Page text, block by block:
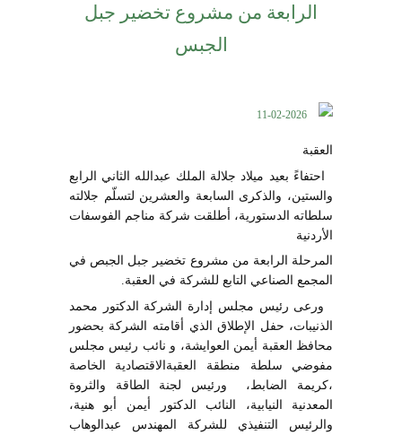
الرابعة من مشروع تخضير جبل
الجبس
11-02-2026
العقبة
احتفاءً بعيد ميلاد جلالة الملك عبدالله الثاني الرابع
والستين، والذكرى السابعة والعشرين لتسلّم جلالته
سلطاته الدستورية، أطلقت شركة مناجم الفوسفات
الأردنية
المرحلة الرابعة من مشروع تخضير جبل الجبص في
المجمع الصناعي التابع للشركة في العقبة.
ورعى رئيس مجلس إدارة الشركة الدكتور محمد
الذنيبات، حفل الإطلاق الذي أقامته الشركة بحضور
محافظ العقبة أيمن العوايشة، و نائب رئيس مجلس
مفوضي سلطة منطقة العقبةالاقتصادية الخاصة
،كريمة الضابط، ورئيس لجنة الطاقة والثروة
المعدنية النيابية، النائب الدكتور أيمن أبو هنية،
والرئيس التنفيذي للشركة المهندس عبدالوهاب